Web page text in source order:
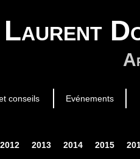
Laurent
conseils Evénements
2012 2013 2014 2015